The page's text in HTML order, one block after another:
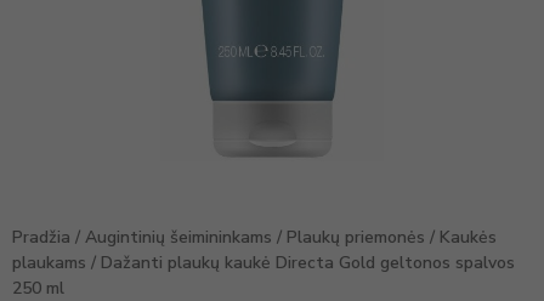
Pradžia / Augintinių šeimininkams / Plaukų priemonės / Kaukės
plaukams / Dažanti plaukų kaukė Directa Gold geltonos spalvos
250 ml